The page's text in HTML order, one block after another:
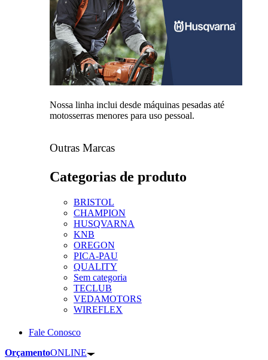
Nossa linha inclui desde máquinas pesadas até
motosserras menores para uso pessoal.
Outras Marcas
Categorias de produto
BRISTOL
CHAMPION
HUSQVARNA
KNB
OREGON
PICA-PAU
QUALITY
Sem categoria
TECLUB
VEDAMOTORS
WIREFLEX
Fale Conosco
OrçamentoONLINE